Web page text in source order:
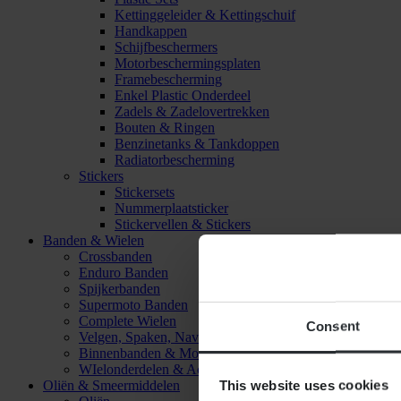
Consent
This website uses cookies
Kettinggeleider & Kettingschuif
Handkappen
Schijfbeschermers
Motorbeschermingsplaten
Framebescherming
Enkel Plastic Onderdeel
Zadels & Zadelovertrekken
Bouten & Ringen
Benzinetanks & Tankdoppen
Radiatorbescherming
Stickers
Stickersets
Nummerplaatsticker
Stickervellen & Stickers
Banden & Wielen
Crossbanden
Enduro Banden
Spijkerbanden
Supermoto Banden
Complete Wielen
Velgen, Spaken, Naven & Lagers
Binnenbanden & Mousses
WIelonderdelen & Accessoires
Oliën & Smeermiddelen